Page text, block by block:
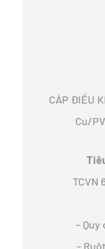
CÁP ĐIỀU
Cu/
TCVN
–
–